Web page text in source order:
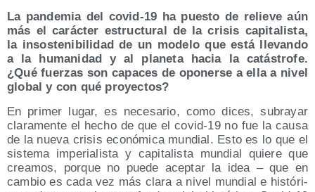
La pan­de­mia del covid-19 ha pues­to de relie­ve aún
más el carác­ter estruc­tu­ral de la cri­sis capi­ta­lis­ta,
la insos­te­ni­bi­li­dad de un mode­lo que está lle­van­do
a la huma­ni­dad y al pla­ne­ta hacia la catás­tro­fe.
¿Qué fuer­zas son capa­ces de opo­ner­se a ella a nivel
glo­bal y con qué proyectos?
En pri­mer lugar, es nece­sa­rio, como dices, sub­ra­yar
cla­ra­men­te el hecho de que el covid-19 no fue la cau­sa
de la nue­va cri­sis eco­nó­mi­ca mun­dial. Esto es lo que el
sis­te­ma impe­ria­lis­ta y capi­ta­lis­ta mun­dial quie­re que
crea­mos, por­que no pue­de acep­tar la idea – que en
cam­bio es cada vez más cla­ra a nivel mun­dial e his­tó­ri­